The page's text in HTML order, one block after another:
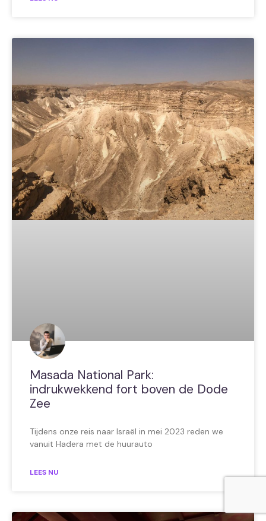
Masada National Park:
indrukwekkend fort boven de Dode
Zee
Tijdens onze reis naar Israël in mei 2023 reden we
vanuit Hadera met de huurauto
LEES NU